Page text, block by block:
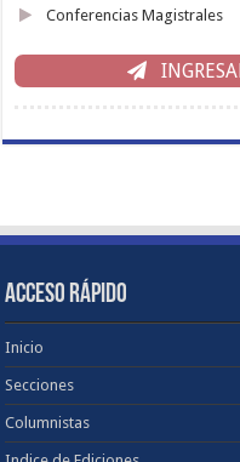
Conferencias Magistrales
ACCESO RÁPIDO
Inicio
Secciones
Columnistas